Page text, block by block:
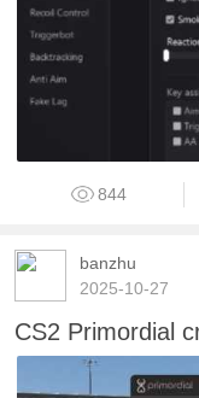
844
banzhu
2025-10-27
CS2 Primordial